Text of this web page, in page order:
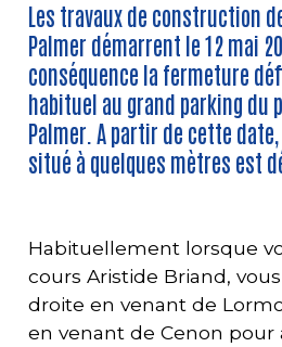
Les travaux de construction
Palmer démarrent le 12 mai
conséquence la fermeture
habituel au grand parking du
Palmer. A partir de cette
situé à quelques mètres est
Habituellement lorsque
cours Aristide Briand,
droite en venant de
en venant de Cenon pour